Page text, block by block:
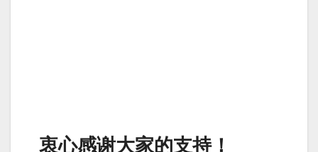
衷心感谢大家的支持！